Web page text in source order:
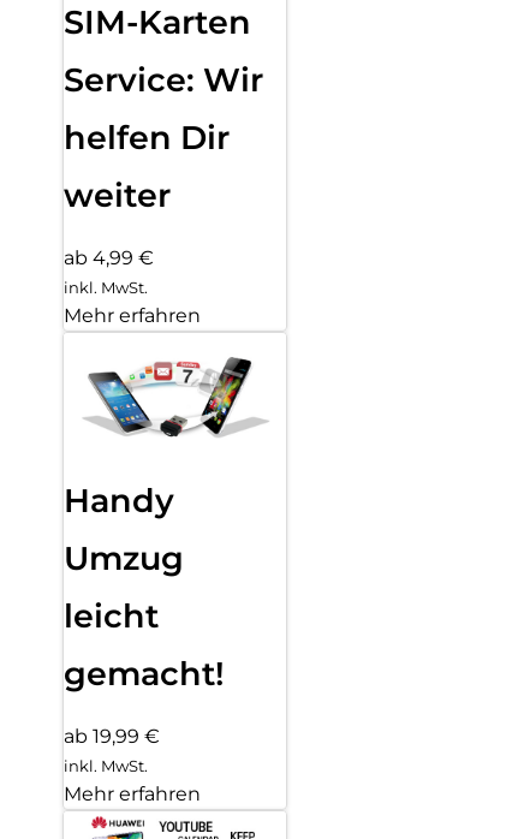
SIM-Karten
Service: Wir
helfen Dir
weiter
ab 4,99 €
inkl. MwSt.
Mehr erfahren
Handy
Umzug
leicht
gemacht!
ab 19,99 €
inkl. MwSt.
Mehr erfahren